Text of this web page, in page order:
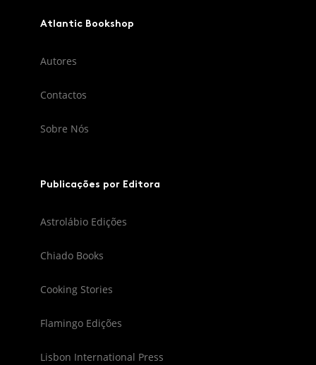
Atlantic Bookshop
Autores
Contactos
Sobre Nós
Publicações por Editora
Astrolábio Edições
Chiado Books
Cooking Stories
Flamingo Edições
Lisbon International Press